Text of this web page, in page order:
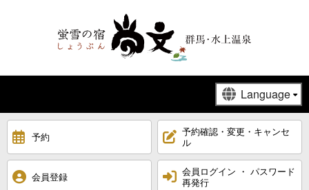
予約
予約確認・変更・キャンセ
ル
会員登録
会員ログイン ・ パスワード
再発行